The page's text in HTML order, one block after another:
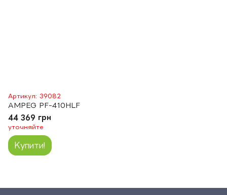
Артикул: 39082
AMPEG PF-410HLF
44 369 грн
уточняйте
Купити!